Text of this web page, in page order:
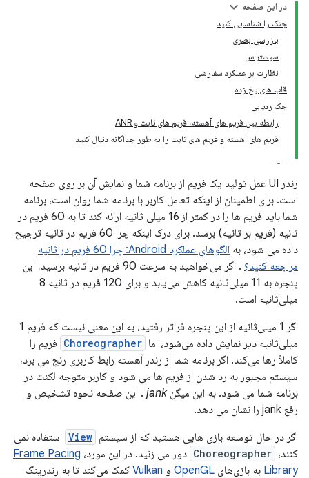
در این صفحه
جنک را شناسایی کنید
بازرسی بصری
سیستراس
نظارت بر عملکرد سفارشی
قاب های یخ زده
جک ردیابی
رابطه بین فریم های آهسته، فریم های ثابت و ANR
فریم های آهسته و فریم های ثابت را به طور جداگانه دنبال کنید
رندر UI عمل تولید یک فریم از برنامه شما و نمایش آن بر روی صفحه
است. برای اطمینان از اینکه تعامل کاربر با برنامه شما روان است، برنامه
شما باید فریم ها را در کمتر از 16 میلی ثانیه ارائه کند تا به 60 فریم در
ثانیه (فریم بر ثانیه) برسد. برای درک اینکه چرا 60 فریم در ثانیه ترجیح
داده می شود، به
الگوهای عملکرد Android: چرا 60 فریم در ثانیه
مراجعه کنید؟
. اگر می‌خواهید به سرعت 90 فریم در ثانیه برسید، این
پنجره به 11 میلی‌ثانیه کاهش می‌یابد و برای 120 فریم در ثانیه 8
میلی‌ثانیه است.
اگر 1 میلی‌ثانیه از این پنجره فراتر رفتید، به این معنی نیست که فریم 1
میلی‌ثانیه دیر نمایش داده می‌شود، اما Choreographer فریم را
کاملاً رها می‌کند. اگر برنامه شما از رندر آهسته رابط کاربری رنج می برد،
سیستم مجبور به رد شدن از فریم ها می شود و کاربر متوجه لکنت در
برنامه شما می شود. به این میگنjank . این صفحه نحوه تشخیص و
رفع jank را نشان می دهد.
اگر در حال توسعه بازی هایی هستید که از سیستم View استفاده نمی
کنند، Choreographer دور می زنید. در این مورد، Frame Pacing
Library به بازی‌های OpenGL و Vulkan کمک می‌کند تا به رندرینگ